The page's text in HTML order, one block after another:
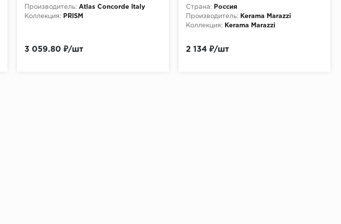
Производитель: Atlas Concorde Italy
Коллекция:
PRISM
3 059.80 ₽/шт
Страна:
Россия
Производитель:
Kerama Marazzi
Коллекция:
Kerama Marazzi
2 134 ₽/шт